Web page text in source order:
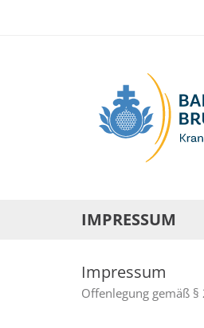
IMPRESSUM
Impressum
Offenlegung gemäß §